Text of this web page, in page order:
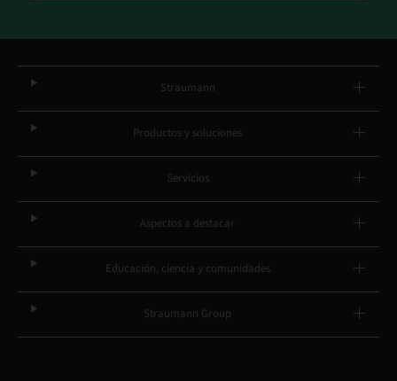
Straumann
Productos y soluciones
Servicios
Aspectos a destacar
Educación, ciencia y comunidades
Straumann Group